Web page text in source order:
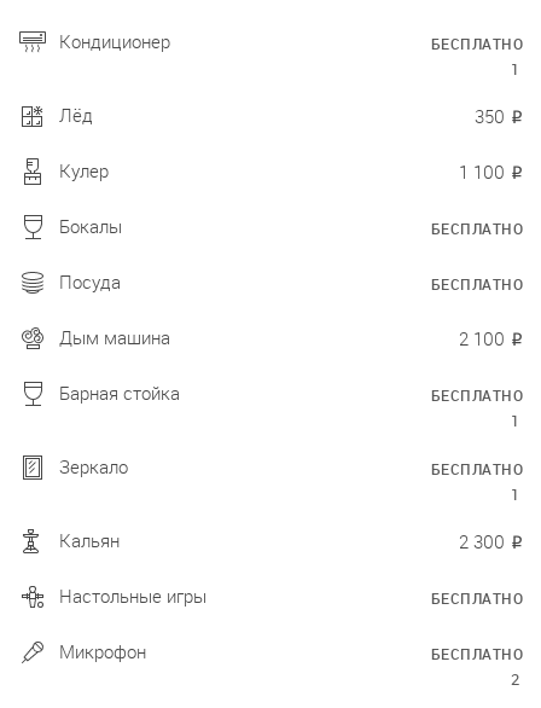
Кондиционер
1
БЕСПЛАТНО
Лёд 350 ₽
Кулер 1 100 ₽
Бокалы БЕСПЛАТНО
Посуда БЕСПЛАТНО
Дым машина 2 100 ₽
Барная стойка
1
БЕСПЛАТНО
Зеркало
1
БЕСПЛАТНО
Кальян 2 300 ₽
Настольные игры БЕСПЛАТНО
Микрофон
2
БЕСПЛАТНО